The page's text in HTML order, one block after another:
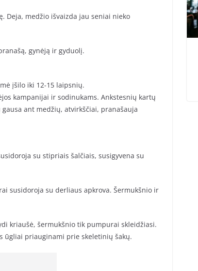
Deja, medžio išvaizda jau seniai nieko
gynėją ir gyduolį.
įšilo iki 12-15 laipsnių.
kampanijai ir sodinukams. Ankstesnių kartų
ant medžių, atvirkščiai, pranašauja
su stipriais šalčiais, susigyvena su
susidoroja su derliaus apkrova. Šermukšnio ir
kriaušė, šermukšnio tik pumpurai skleidžiasi.
ūgliai priauginami prie skeletinių šakų.